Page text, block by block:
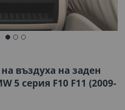
въздуха на заден
5 серия F10 F11 (2009-